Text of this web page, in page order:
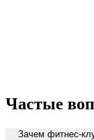
Частые
Зачем фитнес-